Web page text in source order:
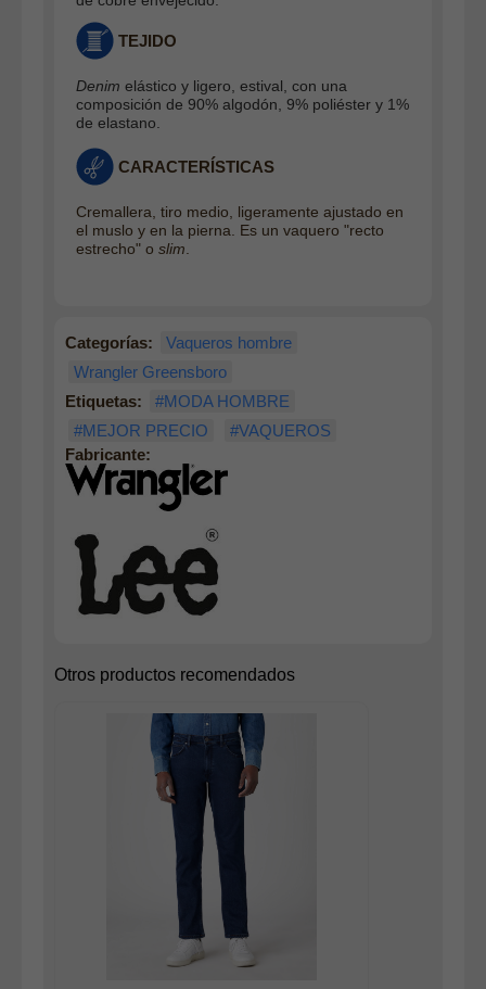
TEJIDO
Denim elástico y ligero, estival, con una
composición de 90% algodón, 9% poliéster y 1%
de elastano.
CARACTERÍSTICAS
Cremallera, tiro medio, ligeramente ajustado en
el muslo y en la pierna. Es un vaquero "recto
estrecho" o slim
Categorías:
Vaqueros hombre
Wrangler Greensboro
Etiquetas:
#MODA HOMBRE
#MEJOR PRECIO
#VAQUEROS
Fabricante:
Otros productos recomendados